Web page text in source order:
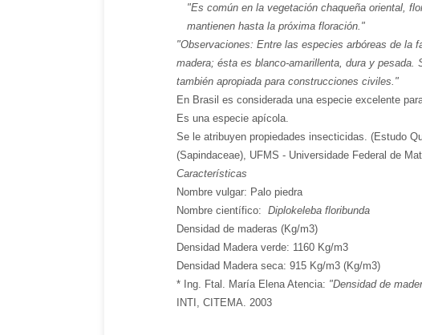
"Es común en la vegetación chaqueña oriental,
mantienen hasta la próxima floración."
"Observaciones: Entre las especies arbóreas de la
madera; ésta es blanco-amarillenta, dura y
también apropiada para construcciones civiles."
En Brasil es considerada una especie excelente
Es una especie apícola.
Se le atribuyen propiedades insecticidas. (Estudo
(Sapindaceae), UFMS - Universidade Federal de
Características
Nombre vulgar: Palo piedra
Nombre científico: Diplokeleba floribunda
Densidad de maderas (Kg/m3)
Densidad Madera verde: 1160 Kg/m3
Densidad Madera seca: 915 Kg/m3 (Kg/m3)
* Ing. Ftal. María Elena Atencia: "Densidad de
INTI, CITEMA. 2003